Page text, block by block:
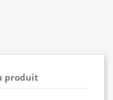
produit